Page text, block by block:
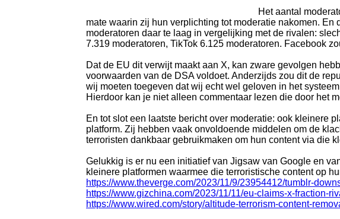
Het aantal
mate waarin zij hun verplichting tot moderatie nakomen.
moderatoren daar te laag in vergelijking met de rivalen:
7.319 moderatoren, TikTok 6.125 moderatoren. Facebook
Dat de EU dit verwijt maakt aan X, kan zware gevolgen
voorwaarden van de DSA voldoet. Anderzijds zou dit de
wij moeten toegeven dat wij echt wel geloven in het
Hierdoor kan je niet alleen commentaar lezen die door het
En tot slot een laatste bericht over moderatie: ook kleinere
platform. Zij hebben vaak onvoldoende middelen om de
terroristen dankbaar gebruikmaken om hun content via die
Gelukkig is er nu een initiatief van Jigsaw van Google en
kleinere platformen waarmee die terroristische content op
https://www.theverge.com/2023/11/9/23954412/tumblr-
https://www.gizchina.com/2023/11/11/eu-claims-x-fraction-
https://www.wired.com/story/altitude-terrorism-content-